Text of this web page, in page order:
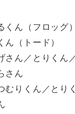
くん（フロッグ）
（トード）
さん／とりくん
さん
むりくん／とり